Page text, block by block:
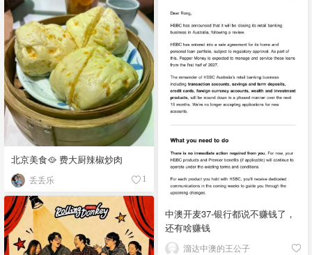
北京美食🥘 费大厨辣椒炒肉
丢丢乐 1
中澳开麦37-银行都说不赚钱了，
还有啥赚钱
溜达中澳的王公子